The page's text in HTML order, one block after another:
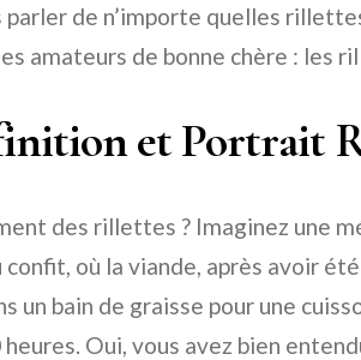
parler de n’importe quelles
amateurs de bonne chère : les
et Portrait
des rillettes ? Imaginez une
où la viande, après avoir
un bain de graisse pour une
Oui, vous avez bien